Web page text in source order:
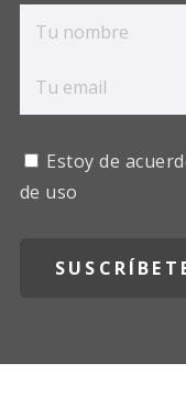
Estoy de
de uso